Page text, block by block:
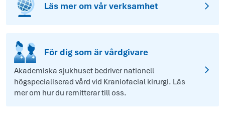
Läs mer om vår verksamhet
För dig som är vårdgivare
Akademiska sjukhuset bedriver nationell
högspecialiserad vård vid Kraniofacial kirurgi. Läs
mer om hur du remitterar till oss.